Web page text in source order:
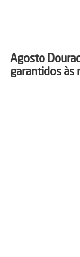
Agosto
garantidos às